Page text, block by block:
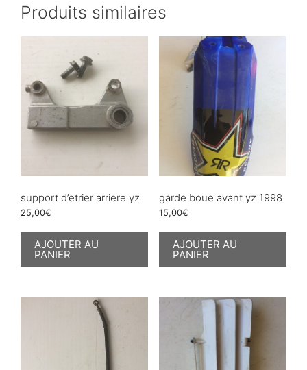
Produits similaires
support d’etrier arriere yz
25,00€
AJOUTER AU
PANIER
garde boue avant yz 1998
15,00€
AJOUTER AU
PANIER